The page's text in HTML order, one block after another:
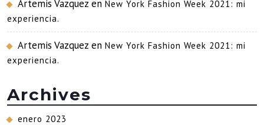
Artemis Vazquez en New York Fashion Week 2021: mi
experiencia.
Artemis Vazquez en New York Fashion Week 2021: mi
experiencia.
Archives
enero 2023